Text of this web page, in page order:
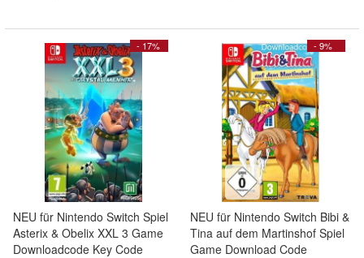
- 17%
NEU für Nintendo Switch Spiel
Asterix & Obelix XXL 3 Game
Downloadcode Key Code
- 9%
NEU für Nintendo Switch Bibi &
Tina auf dem Martinshof Spiel
Game Download Code